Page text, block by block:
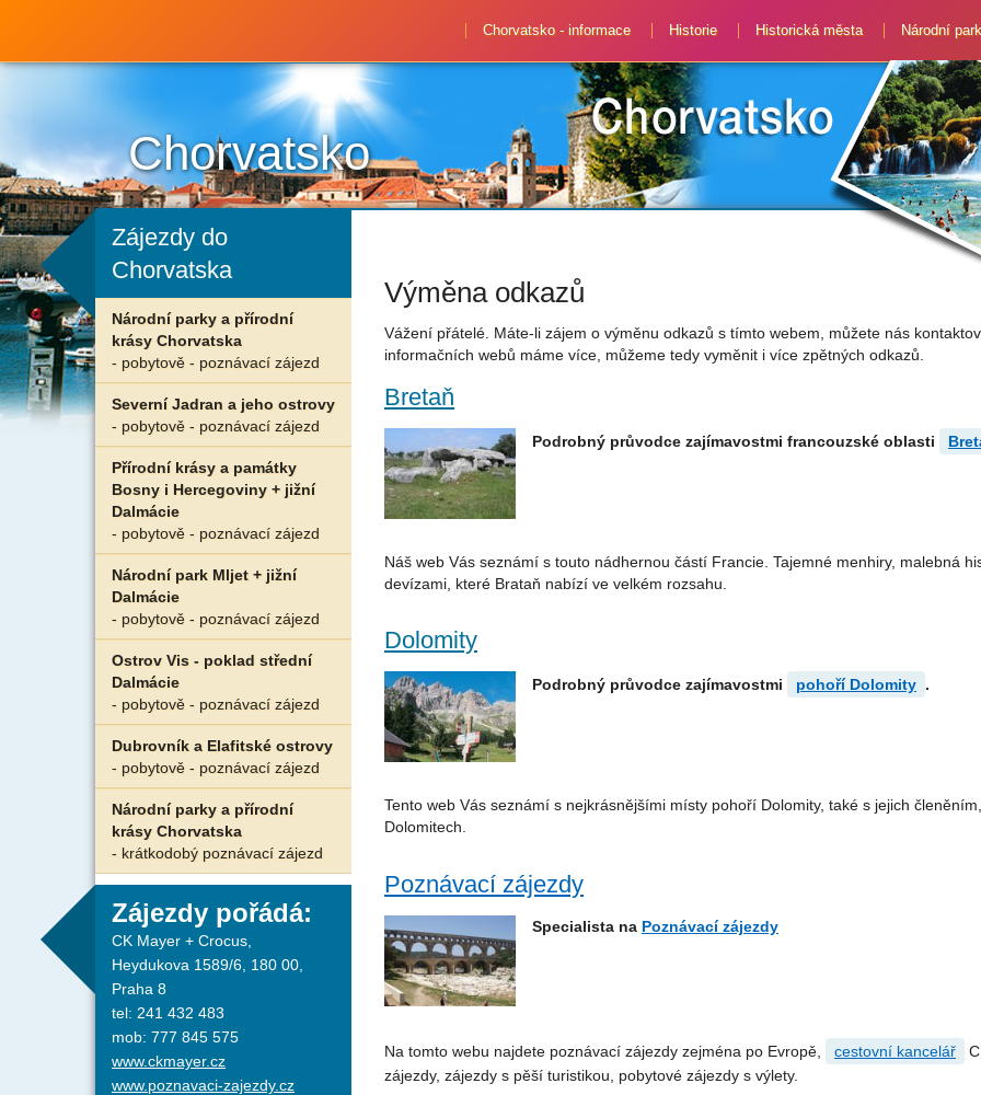
Výměna odkazů
Vážení přátelé. Máte-li zájem o výměnu odkazů s tímto webem, můžete nás
informačních webů máme více, můžeme tedy vyměnit i více zpětných odkazů.
Bretaň
Podrobný průvodce zajímavostmi francouzské oblasti
Náš web Vás seznámí s touto nádhernou částí Francie. Tajemné menhiry, malebná
devízami, které Brataň nabízí ve velkém rozsahu.
Dolomity
Podrobný průvodce zajímavostmi pohoří Dolomity .
Tento web Vás seznámí s nejkrásnějšími místy pohoří Dolomity, také s jejich
Dolomitech.
Poznávací zájezdy
Specialista na Poznávací zájezdy
Na tomto webu najdete poznávací zájezdy zejména po Evropě, cestovní kancelář
zájezdy, zájezdy s pěší turistikou, pobytové zájezdy s výlety.
Zájezdy do
Chorvatska
Národní parky a přírodní
krásy Chorvatska
- pobytově - poznávací zájezd
Severní Jadran a jeho ostrovy
- pobytově - poznávací zájezd
Přírodní krásy a památky
Bosny i Hercegoviny + jižní
Dalmácie
- pobytově - poznávací zájezd
Národní park Mljet + jižní
Dalmácie
- pobytově - poznávací zájezd
Ostrov Vis - poklad střední
Dalmácie
- pobytově - poznávací zájezd
Dubrovník a Elafitské ostrovy
- pobytově - poznávací zájezd
Národní parky a přírodní
krásy Chorvatska
- krátkodobý poznávací zájezd
Zájezdy pořádá:
CK Mayer + Crocus,
Heydukova 1589/6, 180 00,
Praha 8
tel: 241 432 483
mob: 777 845 575
www.ckmayer.cz
www.poznavaci-zajezdy.cz
Chorvatsko
Chorvatsko - informace Historie Historická města Národní